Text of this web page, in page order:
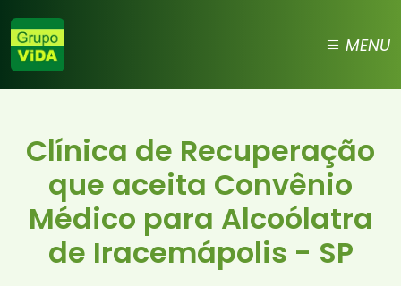
MENU
Clínica de Recuperação
que aceita Convênio
Médico para Alcoólatra
de Iracemápolis - SP